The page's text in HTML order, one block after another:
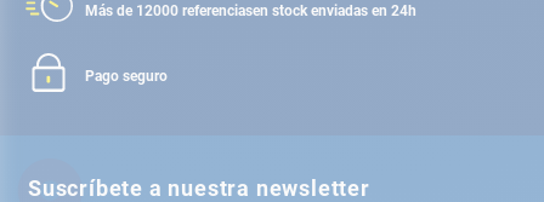
Más de 12000 referenciasen stock enviadas en 24h
Pago seguro
Suscríbete a nuestra newsletter